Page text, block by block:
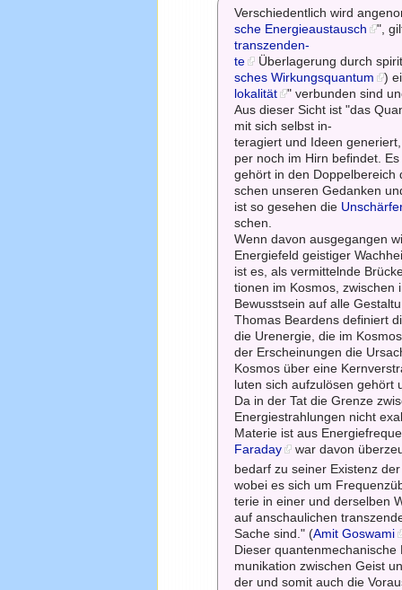
Verschiedentlich wird
sche Energieaustausch
",
transzenden-
te
Überlagerung durch
sches Wirkungsquantum
)
lokalität
" verbunden sind
Aus dieser Sicht ist "das
mit sich selbst in-
teragiert und Ideen
per noch im Hirn befindet.
gehört in den Doppelbereich
schen unseren Gedanken
ist so gesehen die
schen.
Wenn davon ausgegangen
Energiefeld geistiger
ist es, als vermittelnde
tionen im Kosmos, zwischen
Bewusstsein auf alle
Thomas Beardens definiert
die Urenergie, die im
der Erscheinungen die
Kosmos über eine
luten sich aufzulösen gehört
Da in der Tat die Grenze
Energiestrahlungen nicht
Materie ist aus
Faraday
war davon
bedarf zu seiner Existenz
wobei es sich um
terie in einer und derselben
auf anschaulichen
Sache sind." (Amit Goswami
Dieser
munikation zwischen Geist
der und somit auch die